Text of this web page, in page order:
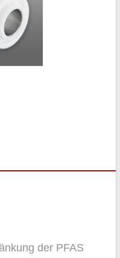
der PFAS